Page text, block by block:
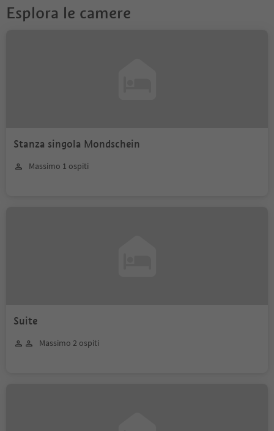
Esplora le camere
Stanza singola Mondschein
Massimo 1 ospiti
Suite
Massimo 2 ospiti